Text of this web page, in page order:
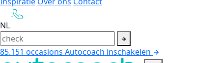
NL
85.151 occasions Autocoach inschakelen